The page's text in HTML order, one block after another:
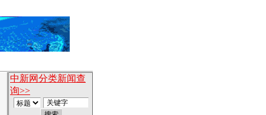
中新网分类新闻查
询>>